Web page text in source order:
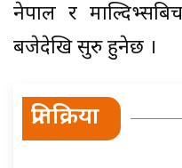
नेपाल र
बजेदेखि सुरु हुनेछ ।
प्रतिक्रिया